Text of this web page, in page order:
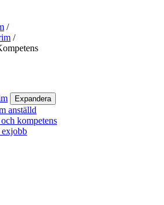
/
/
Expandera
anställd
kompetens
exjobb